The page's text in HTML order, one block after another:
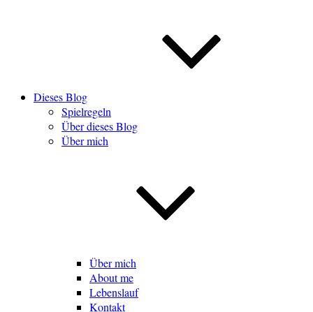
Dieses Blog
Spielregeln
Über dieses Blog
Über mich
Über mich
About me
Lebenslauf
Kontakt